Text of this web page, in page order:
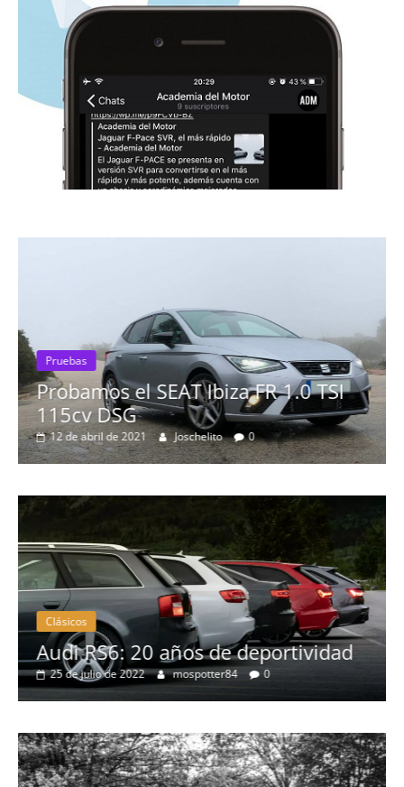
Pruebas
Probamos el SEAT Ibiza FR 1.0 TSI
115cv DSG
12 de abril de 2021 Joschelito
0
Clásicos
Audi RS6: 20 años de deportividad
25 de julio de 2022 mospotter84